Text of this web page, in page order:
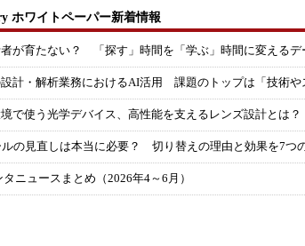
ホワイトペーパー新着情報
が育たない？ 「探す」時間を「学ぶ」時間に変えるデ
計・解析業務におけるAI活用 課題のトップは「技術や
で使う光学デバイス、高性能を支えるレンズ設計とは？
ルの見直しは本当に必要？ 切り替えの理由と効果を7つ
ニュースまとめ（2026年4～6月）